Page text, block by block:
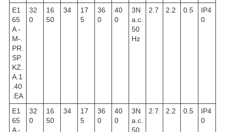
E1
65
A -
M-.
PR.
SP.
KZ.
A.1
.40
.EA
32
0
16
50
34
17
5
36
0
40
0
3N
a.c.
50
Hz
2.7 2.2 0.5
IP4
0
E1
65
A -
32
0
16
50
34
17
5
36
0
40
0
3N
a.c.
50
2.7 2.2 0.5
IP4
0